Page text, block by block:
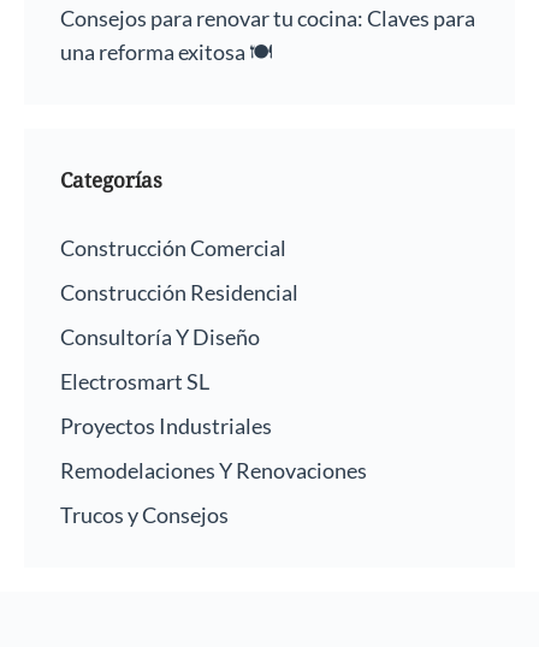
Consejos para renovar tu cocina: Claves para
una reforma exitosa 🍽️
Categorías
Construcción Comercial
Construcción Residencial
Consultoría Y Diseño
Electrosmart SL
Proyectos Industriales
Remodelaciones Y Renovaciones
Trucos y Consejos